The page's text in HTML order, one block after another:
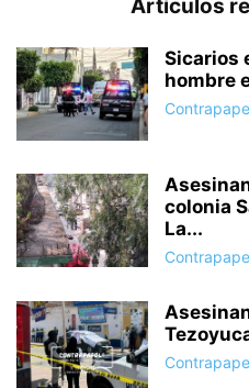
Artículos
Sicarios
hombre
colonia
La...